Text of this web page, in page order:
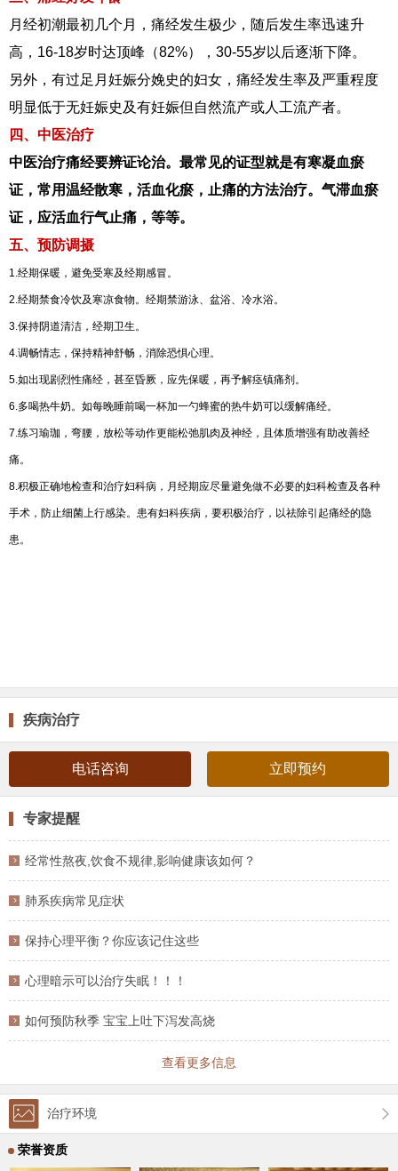
月经初潮最初几个月，痛经发生极少，随后发生率迅速升
高，16-18岁时达顶峰（82%），30-55岁以后逐渐下降。
另外，有过足月妊娠分娩史的妇女，痛经发生率及严重程度
明显低于无妊娠史及有妊娠但自然流产或人工流产者。
四、中医治疗
中医治疗痛经要辨证论治。最常见的证型就是有寒凝血瘀
证，常用温经散寒，活血化瘀，止痛的方法治疗。气滞血瘀
证，应活血行气止痛，等等。
五、预防调摄
1.经期保暖，避免受寒及经期感冒。
2.经期禁食冷饮及寒凉食物。经期禁游泳、盆浴、冷水浴。
3.保持阴道清洁，经期卫生。
4.调畅情志，保持精神舒畅，消除恐惧心理。
5.如出现剧烈性痛经，甚至昏厥，应先保暖，再予解痉镇痛剂。
6.多喝热牛奶。如每晚睡前喝一杯加一勺蜂蜜的热牛奶可以缓解痛经。
7.练习瑜珈，弯腰，放松等动作更能松弛肌肉及神经，且体质增强有助改善经
痛。
8.积极正确地检查和治疗妇科病，月经期应尽量避免做不必要的妇科检查及各种
手术，防止细菌上行感染。患有妇科疾病，要积极治疗，以祛除引起痛经的隐
患。
疾病治疗
电话咨询 立即预约
专家提醒
经常性熬夜,饮食不规律,影响健康该如何？
肺系疾病常见症状
保持心理平衡？你应该记住这些
心理暗示可以治疗失眠！！！
如何预防秋季 宝宝上吐下泻发高烧
查看更多信息
治疗环境
荣誉资质